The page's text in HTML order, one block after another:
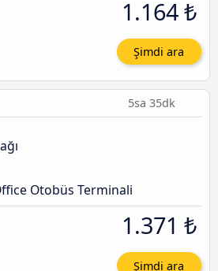
1.164 ₺
Şimdi ara
5sa 35dk
Otobüs Terminali
1.371 ₺
Şimdi ara